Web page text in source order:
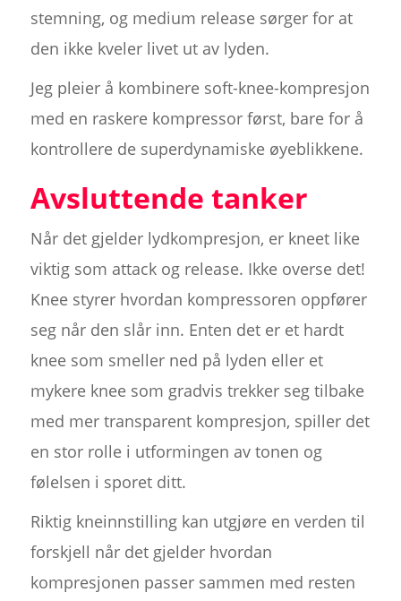
stemning, og medium release sørger for at
den ikke kveler livet ut av lyden.
Jeg pleier å kombinere soft-knee-kompresjon
med en raskere kompressor først, bare for å
kontrollere de superdynamiske øyeblikkene.
Avsluttende tanker
Når det gjelder lydkompresjon, er kneet like
viktig som attack og release. Ikke overse det!
Knee styrer hvordan kompressoren oppfører
seg når den slår inn. Enten det er et hardt
knee som smeller ned på lyden eller et
mykere knee som gradvis trekker seg tilbake
med mer transparent kompresjon, spiller det
en stor rolle i utformingen av tonen og
følelsen i sporet ditt.
Riktig kneinnstilling kan utgjøre en verden til
forskjell når det gjelder hvordan
kompresjonen passer sammen med resten